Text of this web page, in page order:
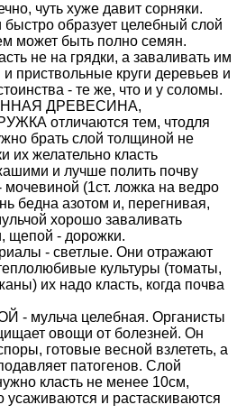
чуть хуже давит сорняки.
быстро образует целебный слой
может быть полно семян.
не на грядки, а заваливать им
приствольные круги деревьев и
- те же, что и у соломы.
ДРЕВЕСИНА,
отличаются тем, чтодля
брать слой толщиной не
их желательно класть
и лучше полить почву
(1ст. ложка на ведро
бедна азотом и, перегнивая,
хорошо заваливать
щепой - дорожки.
- светлые. Они отражают
культуры (томаты,
их надо класть, когда почва
мульча целебная. Органисты
овощи от болезней. Он
готовые весной взлететь, а
патогенов. Слой
класть не менее 10см,
усаживаются и растаскиваются